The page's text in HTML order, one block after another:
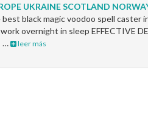
UKRAINE SCOTLAND
black magic voodoo spell caster
overnight in sleep EFFECTIVE
…
leer más